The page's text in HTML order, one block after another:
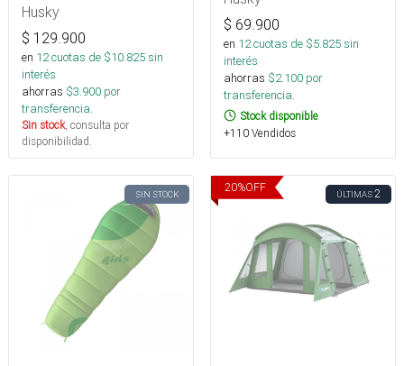
Husky
$ 129.900
en 12cuotas de $10.825sin
interés
ahorras $3.900 por
transferencia.
Sin stock, consulta por
disponibilidad.
$ 69.900
en 12cuotas de $5.825sin
interés
ahorras $2.100 por
transferencia.
Stock disponible
+110 Vendidos
SIN STOCK
20%OFF
ÚLTIMAS2